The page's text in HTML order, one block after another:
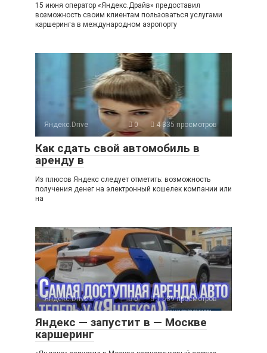
15 июня оператор «Яндекс.Драйв» предоставил
возможность своим клиентам пользоваться услугами
каршеринга в международном аэропорту
Яндекс.Drive 0 4 335 просмотров
Как сдать свой автомобиль в
аренду в
Из плюсов Яндекс следует отметить: возможность
получения денег на электронный кошелек компании или
на
Яндекс.Drive 0 1 589 просмотров
Яндекс — запустит в — Москве
каршеринг